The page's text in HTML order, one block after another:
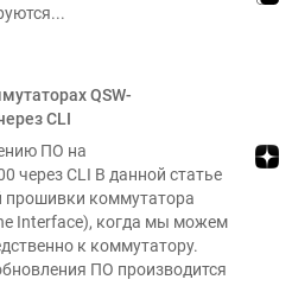
QSW-
CLI
ПО на
через CLI В данной статье
коммутатора
Interface), когда мы можем
к коммутатору.
ПО производится